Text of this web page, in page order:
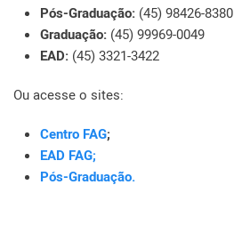
Pós-Graduação: (45) 98426-8380
Graduação: (45) 99969-0049
EAD: (45) 3321-3422
Ou acesse o sites:
Centro FAG;
EAD FAG;
Pós-Graduação.